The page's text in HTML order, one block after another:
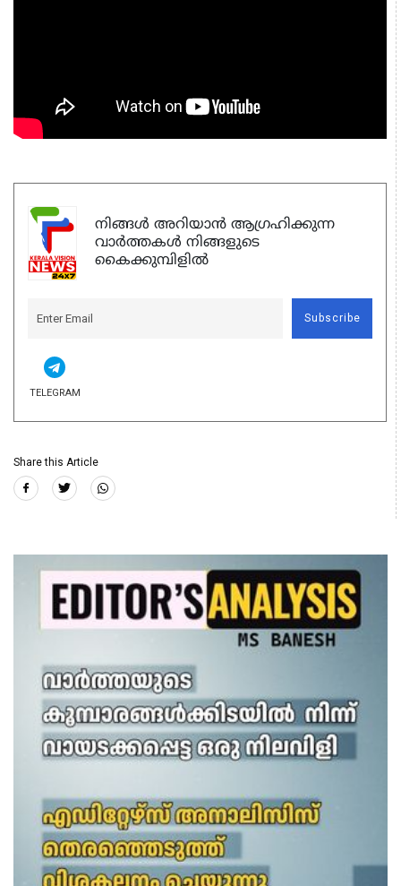
നിങ്ങൾ അറിയാൻ ആഗ്രഹിക്കുന്ന
വാർത്തകൾ നിങ്ങളുടെ
കൈക്കുമ്പിളിൽ
Subscribe
TELEGRAM
Share this Article